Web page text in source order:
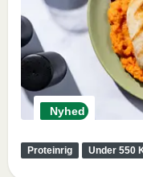
Nyhed
Proteinrig Under 550